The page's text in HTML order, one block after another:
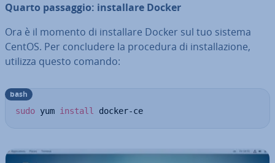
Quarto passaggio: in­stal­la­re Docker
Ora è il momento di in­stal­la­re Docker sul tuo sistema
CentOS. Per con­clu­de­re la procedura di in­stal­la­zio­ne,
utilizza questo comando:
sudo yum install docker-ce
bash